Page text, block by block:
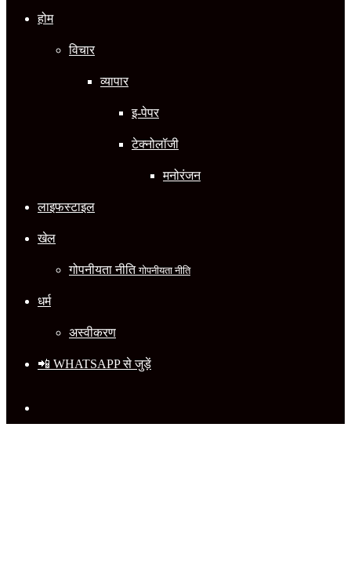
होम
विचार
व्यापार
इ-पेपर
टेक्नोलॉजी
मनोरंजन
लाइफस्टाइल
खेल
गोपनीयता नीतिगोपनीयता नीति
धर्म
अस्वीकरण
📲 WHATSAPP से जुड़ें